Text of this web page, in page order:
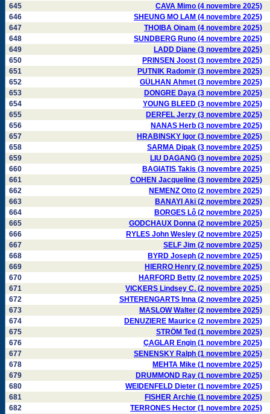
645
CAVA Mimo (4 novembre 2025)
646
SHEUNG MO LAM (4 novembre 2025)
647
THOIBA Oinam (4 novembre 2025)
648
SUNDBERG Runo (4 novembre 2025)
649
LADD Diane (3 novembre 2025)
650
PRINSEN Joost (3 novembre 2025)
651
PUTNIK Radomir (3 novembre 2025)
652
GÜLHAN Ahmet (3 novembre 2025)
653
DONGRE Daya (3 novembre 2025)
654
YOUNG BLEED (3 novembre 2025)
655
DERFEL Jerzy (3 novembre 2025)
656
NANAS Herb (3 novembre 2025)
657
HRABINSKY Igor (3 novembre 2025)
658
SARMA Dipak (3 novembre 2025)
659
LIU DAGANG (3 novembre 2025)
660
BAGIATIS Takis (3 novembre 2025)
661
COHEN Jacqueline (3 novembre 2025)
662
NEMENZ Otto (2 novembre 2025)
663
BANAYI Aki (2 novembre 2025)
664
BORGES Lô (2 novembre 2025)
665
GODCHAUX Donna (2 novembre 2025)
666
RYLES John Wesley (2 novembre 2025)
667
SELF Jim (2 novembre 2025)
668
BYRD Joseph (2 novembre 2025)
669
HIERRO Henry (2 novembre 2025)
670
HARFORD Betty (2 novembre 2025)
671
VICKERS Lindsey C. (2 novembre 2025)
672
SHTERENGARTS Inna (2 novembre 2025)
673
MASLOW Walter (2 novembre 2025)
674
DENUZIERE Maurice (2 novembre 2025)
675
STRÖM Ted (1 novembre 2025)
676
ÇAGLAR Engin (1 novembre 2025)
677
SENENSKY Ralph (1 novembre 2025)
678
MEHTA Mike (1 novembre 2025)
679
DRUMMOND Ray (1 novembre 2025)
680
WEIDENFELD Dieter (1 novembre 2025)
681
FISHER Archie (1 novembre 2025)
682
TERRONES Hector (1 novembre 2025)